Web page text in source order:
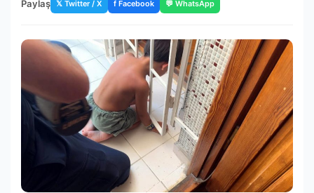
Paylaş 𝕏 Twitter / X f Facebook 💬 WhatsApp